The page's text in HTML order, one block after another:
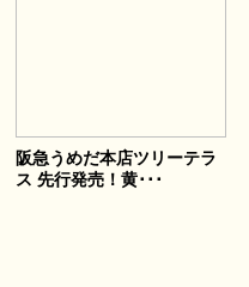
阪急うめだ本店ツリーテラ
ス 先行発売！黄･･･